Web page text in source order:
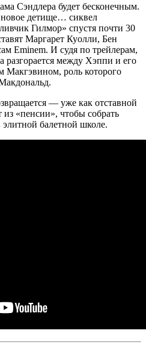
Сэндлера будет бесконечным.
детище… сиквел
Гилмор» спустя почти 30
Маргарет Куолли, Бен
Eminem. И судя по трейлерам,
разгорается между Хэппи и его
роль которого
— уже как отставной
«пенсии», чтобы собрать
элитной балетной школе.